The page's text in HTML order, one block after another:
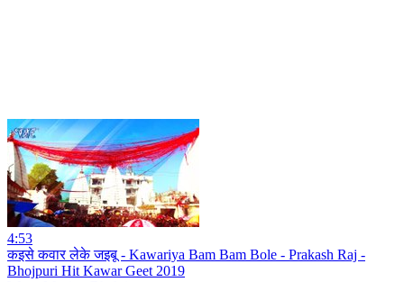
4:53
कइसे कवार लेके जइबू - Kawariya Bam Bam Bole - Prakash Raj -
Bhojpuri Hit Kawar Geet 2019